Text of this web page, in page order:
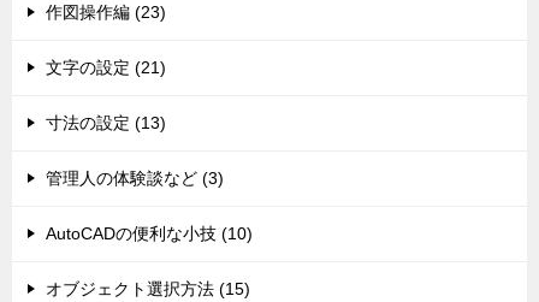
作図操作編 (23)
文字の設定 (21)
寸法の設定 (13)
管理人の体験談など (3)
AutoCADの便利な小技 (10)
オブジェクト選択方法 (15)